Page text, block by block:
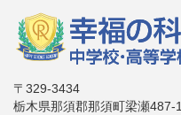
〒329-3434
栃木県那須郡那須町梁瀬487-1